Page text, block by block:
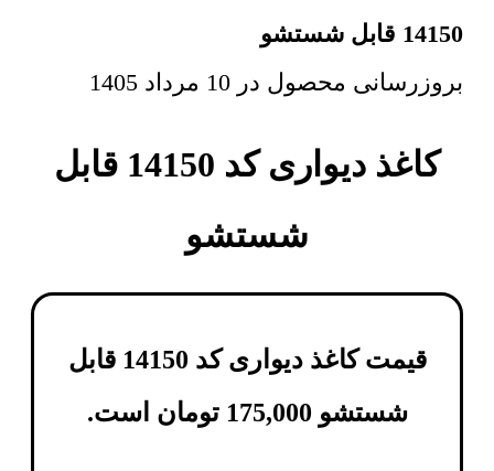
14150 قابل شستشو
بروزرسانی محصول در 10 مرداد 1405
کاغذ دیواری کد 14150 قابل
شستشو
قیمت کاغذ دیواری کد 14150 قابل
شستشو 175,000 تومان است.